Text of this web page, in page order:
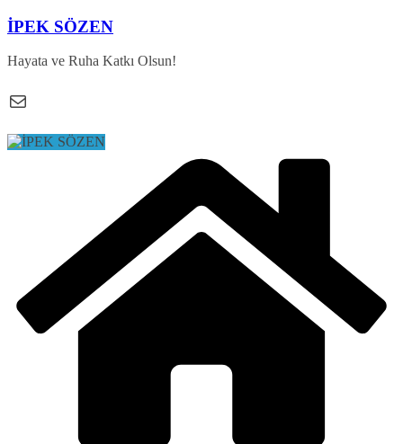
Skip
content
İPEK SÖZEN
Hayata ve Ruha Katkı Olsun!
E-posta